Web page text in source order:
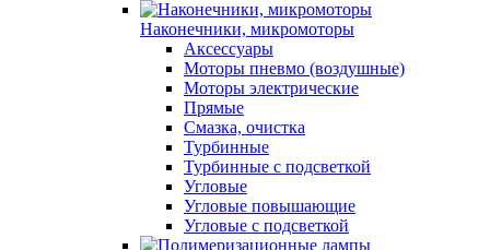
Наконечники, микромоторы
Аксессуары
Моторы пневмо (воздушные)
Моторы электрические
Прямые
Смазка, очистка
Турбинные
Турбинные с подсветкой
Угловые
Угловые повышающие
Угловые с подсветкой